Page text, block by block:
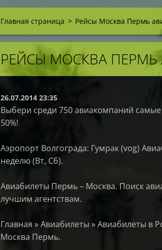
Главная страница > Рейсы Москва Пермь
РЕЙСЫ МОСКВА ПЕРМЬ
26.07.2014 23:35
Выбери среди 750 авиакомпаний
50%!
Аэропорт Волгограда: Гумрак (vog)
неделю (Вт, Сб).
Авиабилеты Пермь – Москва. Поиск
лучшим агентствам.
Главная » Авиабилеты » Авиабилеты в
Москва Пермь.